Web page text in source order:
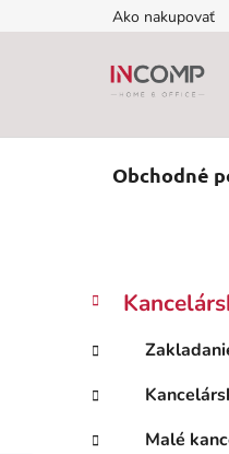
na
Ako nakupovať
Obchodné
B
č
ý
p
Preskočiť
kategórie
K
a
e
g
ó
r
Malé